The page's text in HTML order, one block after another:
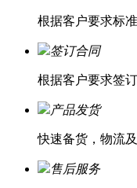
根据客户要求标
签订合同
根据客户要求签
产品发货
快速备货，物流
售后服务